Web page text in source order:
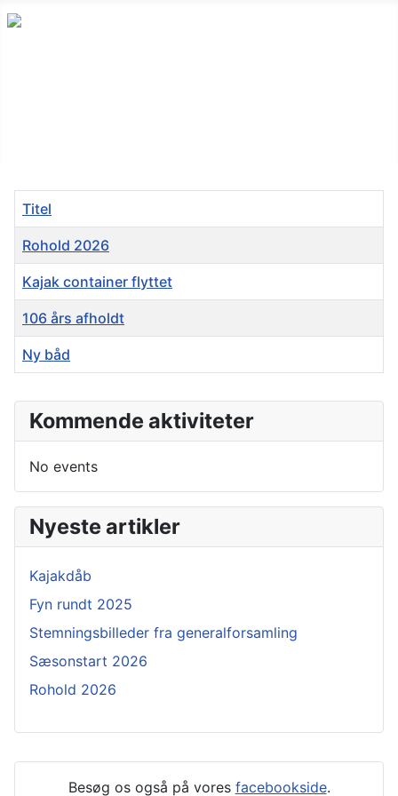
Besøg os også på vores facebookside.
Titel
Rohold 2026
Kajak container flyttet
106 års afholdt
Ny båd
Kommende aktiviteter
No events
Nyeste artikler
Kajakdåb
Fyn rundt 2025
Stemningsbilleder fra generalforsamling
Sæsonstart 2026
Rohold 2026